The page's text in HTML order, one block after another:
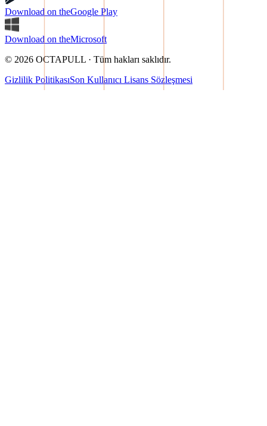
Download on theGoogle Play
Download on theMicrosoft
© 2026 OCTAPULL · Tüm hakları saklıdır.
Gizlilik PolitikasıSon Kullanıcı Lisans Sözleşmesi